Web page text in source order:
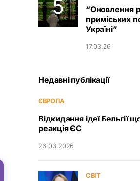
“Оновлення
приміських
Україні”
17.03.26
Недавні публікації
ЄВРОПА
Відкидання ідеї Бельгії
реакція ЄС
26.03.2026
СВІТ